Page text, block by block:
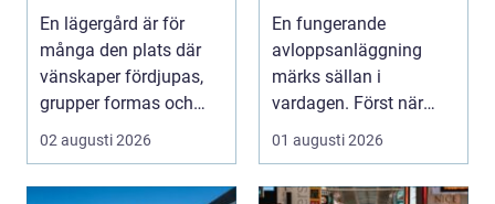
En lägergård är för
många den plats där
vänskaper fördjupas,
grupper formas och
viktiga samtal får t...
02 augusti 2026
hus och miljö
En fungerande
avloppsanläggning
märks sällan i
vardagen. Först när
brunnar svämmar över,
avlopp börj...
01 augusti 2026